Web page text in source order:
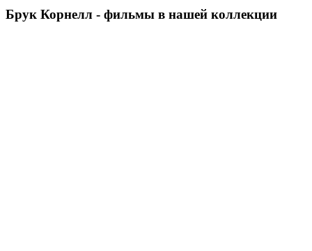
Брук Корнелл - фильмы в нашей коллекции